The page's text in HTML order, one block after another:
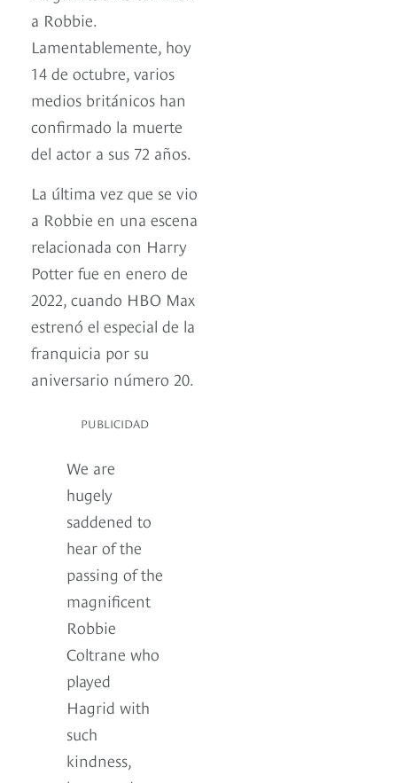
a Robbie.
Lamentablemente, hoy
14 de octubre, varios
medios británicos han
confirmado la muerte
del actor a sus 72 años.
La última vez que se vio
a Robbie en una escena
relacionada con Harry
Potter fue en enero de
2022, cuando HBO Max
estrenó el especial de la
franquicia por su
aniversario número 20.
PUBLICIDAD
We are
hugely
saddened to
hear of the
passing of the
magnificent
Robbie
Coltrane who
played
Hagrid with
such
kindness,